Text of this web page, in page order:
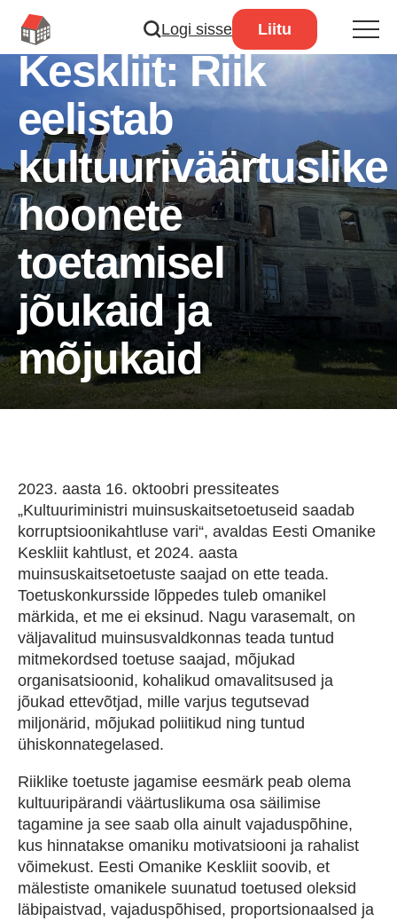
Logi sisse Liitu
Eesti Omanike
Keskliit: Riik
eelistab
kultuuriväärtuslike
hoonete
toetamisel
jõukaid ja
mõjukaid
2023. aasta 16. oktoobri pressiteates
„Kultuuriministri muinsuskaitsetoetuseid saadab
korruptsioonikahtluse vari“, avaldas Eesti Omanike
Keskliit kahtlust, et 2024. aasta
muinsuskaitsetoetuste saajad on ette teada.
Toetuskonkursside lõppedes tuleb omanikel
märkida, et me ei eksinud. Nagu varasemalt, on
väljavalitud muinsusvaldkonnas teada tuntud
mitmekordsed toetuse saajad, mõjukad
organisatsioonid, kohalikud omavalitsused ja
jõukad ettevõtjad, mille varjus tegutsevad
miljonärid, mõjukad poliitikud ning tuntud
ühiskonnategelased.
Riiklike toetuste jagamise eesmärk peab olema
kultuuripärandi väärtuslikuma osa säilimise
tagamine ja see saab olla ainult vajaduspõhine,
kus hinnatakse omaniku motivatsiooni ja rahalist
võimekust. Eesti Omanike Keskliit soovib, et
mälestiste omanikele suunatud toetused oleksid
läbipaistvad, vajaduspõhised, proportsionaalsed ja